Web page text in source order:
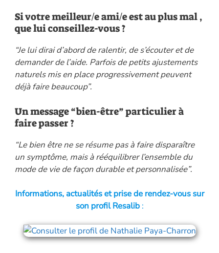
Si votre meilleur/e ami/e est au plus mal ,
que lui conseillez-vous ?
“Je lui dirai d’abord de ralentir, de s’écouter et de
demander de l’aide. Parfois de petits ajustements
naturels mis en place progressivement peuvent
déjà faire beaucoup”.
Un message “bien-être” particulier à
faire passer ?
“Le bien être ne se résume pas à faire disparaître
un symptôme, mais à rééquilibrer l’ensemble du
mode de vie de façon durable et personnalisée”.
Informations, actualités et prise de rendez-vous sur
son profil Resalib: